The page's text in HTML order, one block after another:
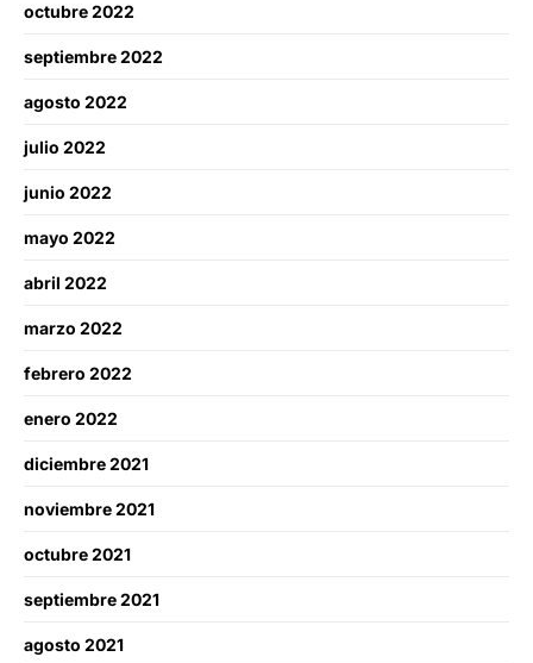
octubre 2022
septiembre 2022
agosto 2022
julio 2022
junio 2022
mayo 2022
abril 2022
marzo 2022
febrero 2022
enero 2022
diciembre 2021
noviembre 2021
octubre 2021
septiembre 2021
agosto 2021